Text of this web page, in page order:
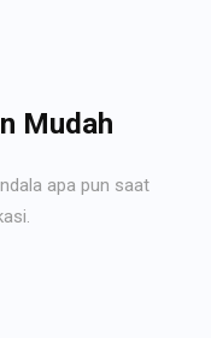
Mudah
apa pun saat